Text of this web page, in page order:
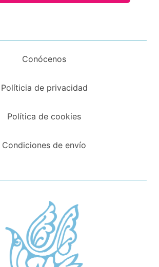
Conócenos
Políticia de privacidad
Política de cookies
Condiciones de envío